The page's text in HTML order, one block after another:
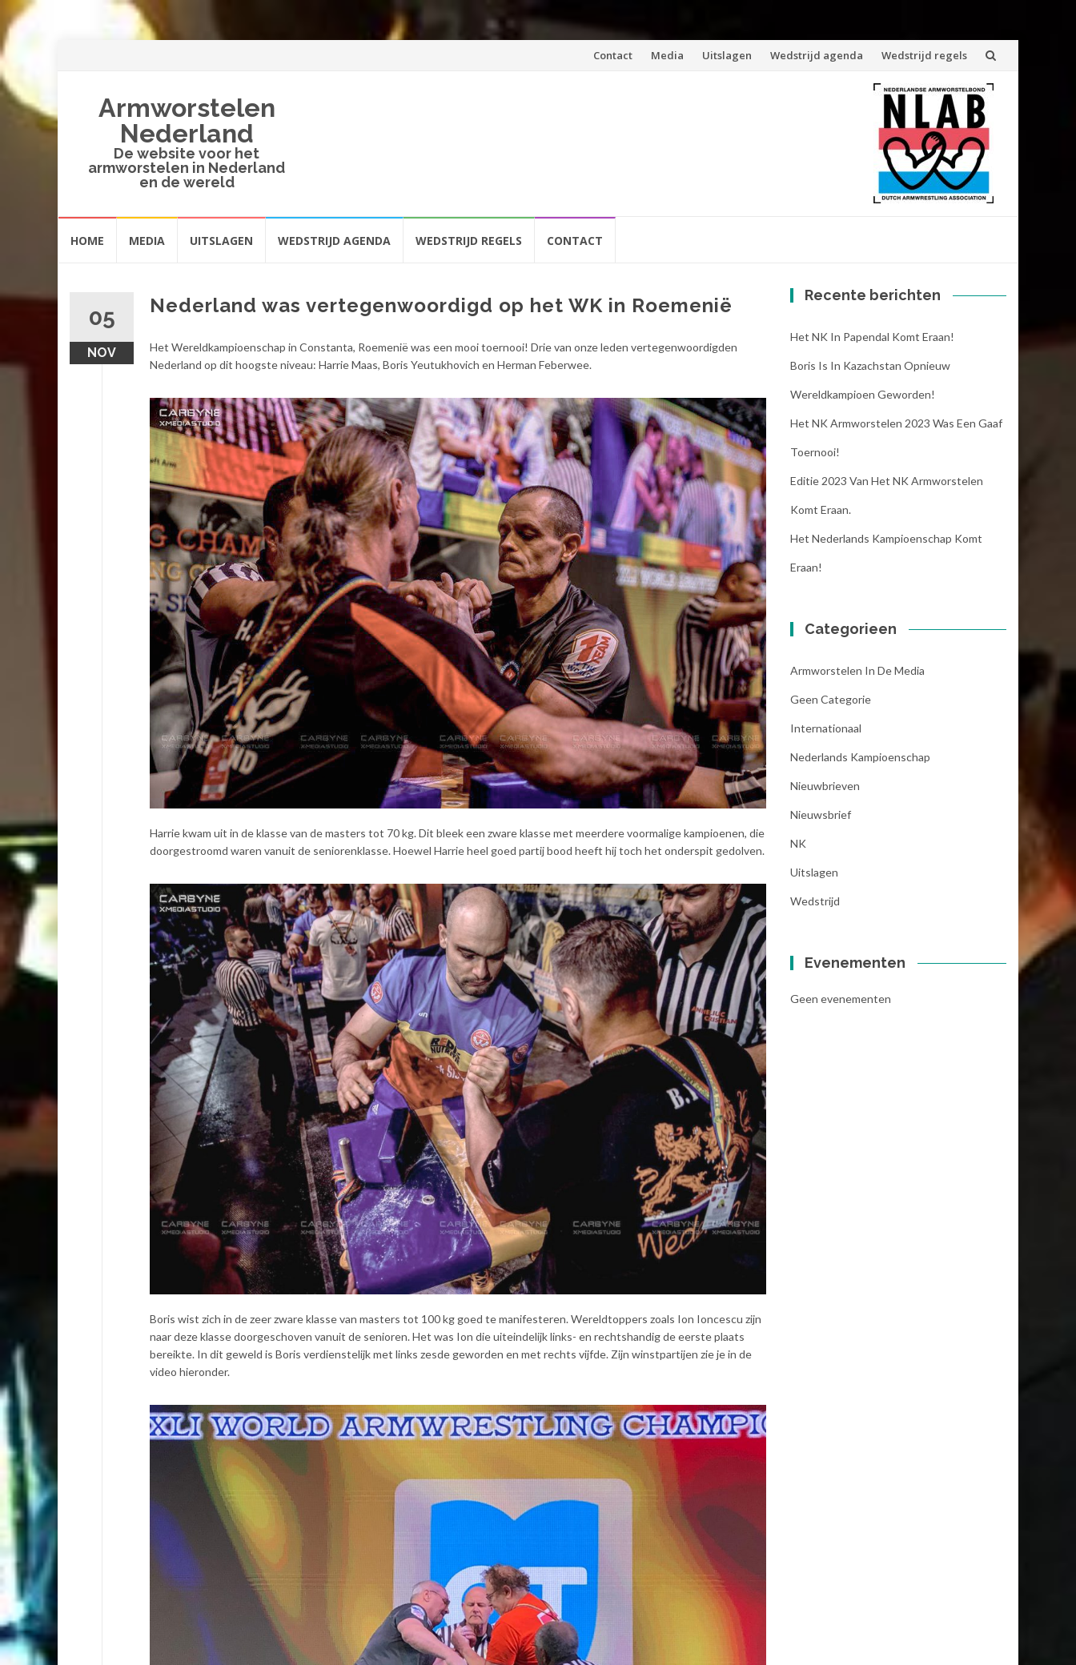
Spring
Contact Media Uitslagen Wedstrijd agenda Wedstrijd regels
Armworstelen
Nederland
De website voor het
armworstelen in Nederland
en de wereld
naarHOME MEDIA UITSLAGEN WEDSTRIJD AGENDA WEDSTRIJD REGELS CONTACT
05
NOV
Nederland was vertegenwoordigd op het WK in Roemenië
Het Wereldkampioenschap in Constanta, Roemenië was een mooi toernooi! Drie van onze leden vertegenwoordigden
Nederland op dit hoogste niveau: Harrie Maas, Boris Yeutukhovich en Herman Feberwee.
Harrie kwam uit in de klasse van de masters tot 70 kg. Dit bleek een zware klasse met meerdere voormalige kampioenen, die
doorgestroomd waren vanuit de seniorenklasse. Hoewel Harrie heel goed partij bood heeft hij toch het onderspit gedolven.
Boris wist zich in de zeer zware klasse van masters tot 100 kg goed te manifesteren. Wereldtoppers zoals Ion Ioncescu zijn
naar deze klasse doorgeschoven vanuit de senioren. Het was Ion die uiteindelijk links- en rechtshandig de eerste plaats
bereikte. In dit geweld is Boris verdienstelijk met links zesde geworden en met rechts vijfde. Zijn winstpartijen zie je in de
video hieronder.
Recente berichten
Het NK In Papendal Komt Eraan!
Boris Is In Kazachstan Opnieuw
Wereldkampioen Geworden!
Het NK Armworstelen 2023 Was Een Gaaf
Toernooi!
Editie 2023 Van Het NK Armworstelen
Komt Eraan.
Het Nederlands Kampioenschap Komt
Eraan!
Categorieen
Armworstelen In De Media
Geen Categorie
Internationaal
Nederlands Kampioenschap
Nieuwbrieven
Nieuwsbrief
NK
Uitslagen
Wedstrijd
Evenementen
Geen evenementen